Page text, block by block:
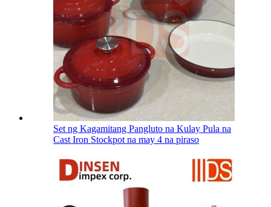
Set ng Kagamitang Pangluto na Kulay Pula na
Cast Iron Stockpot na may 4 na piraso